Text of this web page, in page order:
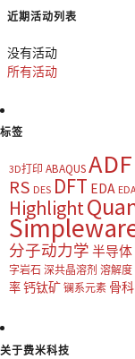
近期活动列表
没有活动
所有活动
标签
3D打印 ABAQUSADF
RS DES DFT EDA
Highlight
分子动力学 半导体
字岩石 深共晶溶剂 溶解度
率钙钛矿 镧系元素 骨科
关于费米科技